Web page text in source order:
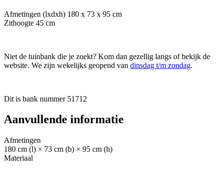
Afmetingen (lxdxh) 180 x 73 x 95 cm
Zithoogte 45 cm
Niet de tuinbank die je zoekt? Kom dan gezellig langs of bekijk de
website. We zijn wekelijks geopend van dinsdag t/m zondag.
Dit is bank nummer 51712
Aanvullende informatie
Afmetingen
180 cm (l) × 73 cm (b) × 95 cm (h)
Materiaal